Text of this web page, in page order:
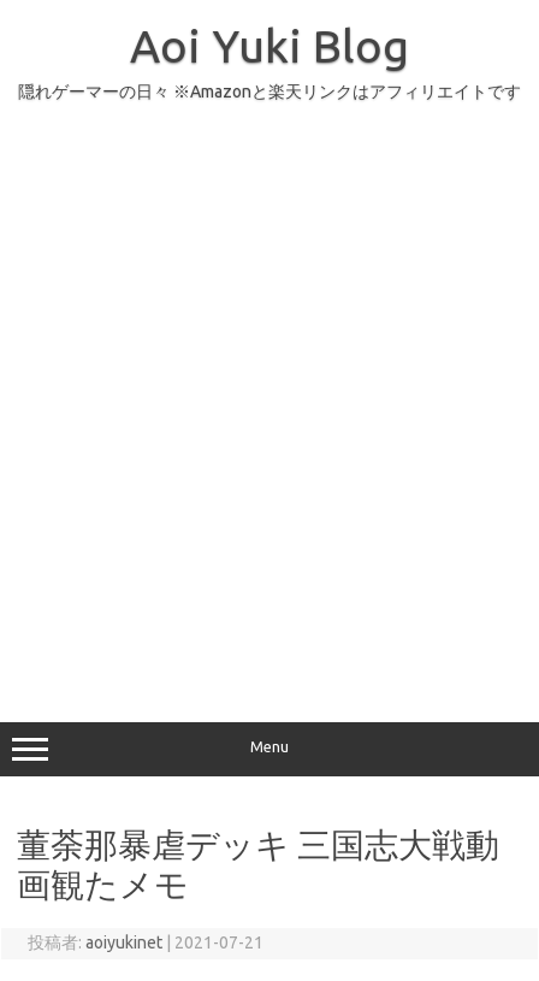
Aoi Yuki Blog
隠れゲーマーの日々 ※Amazonと楽天リンクはアフィリエイトです
Menu
董荼那暴虐デッキ 三国志大戦動
画観たメモ
投稿者: aoiyukinet 2021-07-21